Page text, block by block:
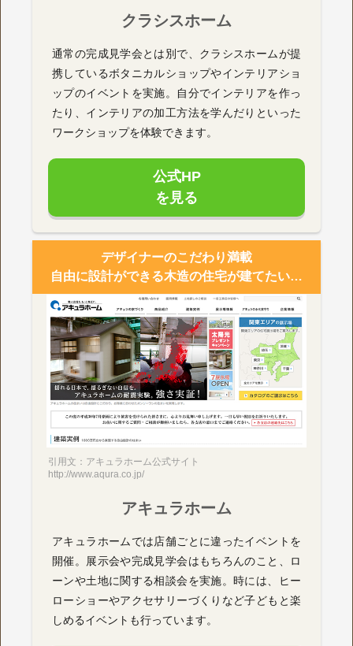
クラシスホーム
通常の完成見学会とは別で、クラシスホームが提
携しているボタニカルショップやインテリアショ
ップのイベントを実施。自分でインテリアを作っ
たり、インテリアの加工方法を学んだりといった
ワークショップを体験できます。
公式HP
を見る
デザイナーのこだわり満載
自由に設計ができる木造の住宅が建てたい…
引用文：アキュラホーム公式サイト
http://www.aqura.co.jp/
アキュラホーム
アキュラホームでは店舗ごとに違ったイベントを
開催。展示会や完成見学会はもちろんのこと、ロ
ーンや土地に関する相談会を実施。時には、ヒー
ローショーやアクセサリーづくりなど子どもと楽
しめるイベントも行っています。